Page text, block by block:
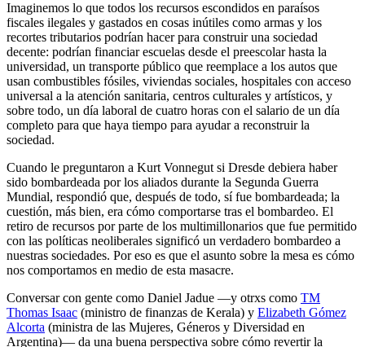
Imaginemos lo que todos los recursos escondidos en paraísos
fiscales ilegales y gastados en cosas inútiles como armas y los
recortes tributarios podrían hacer para construir una sociedad
decente: podrían financiar escuelas desde el preescolar hasta la
universidad, un transporte público que reemplace a los autos que
usan combustibles fósiles, viviendas sociales, hospitales con acceso
universal a la atención sanitaria, centros culturales y artísticos, y
sobre todo, un día laboral de cuatro horas con el salario de un día
completo para que haya tiempo para ayudar a reconstruir la
sociedad.
Cuando le preguntaron a Kurt Vonnegut si Dresde debiera haber
sido bombardeada por los aliados durante la Segunda Guerra
Mundial, respondió que, después de todo, sí fue bombardeada; la
cuestión, más bien, era cómo comportarse tras el bombardeo. El
retiro de recursos por parte de los multimillonarios que fue permitido
con las políticas neoliberales significó un verdadero bombardeo a
nuestras sociedades. Por eso es que el asunto sobre la mesa es cómo
nos comportamos en medio de esta masacre.
Conversar con gente como Daniel Jadue —y otrxs como TM
Thomas Isaac (ministro de finanzas de Kerala) y Elizabeth Gómez
Alcorta (ministra de las Mujeres, Géneros y Diversidad en
Argentina)— da una buena perspectiva sobre cómo revertir la